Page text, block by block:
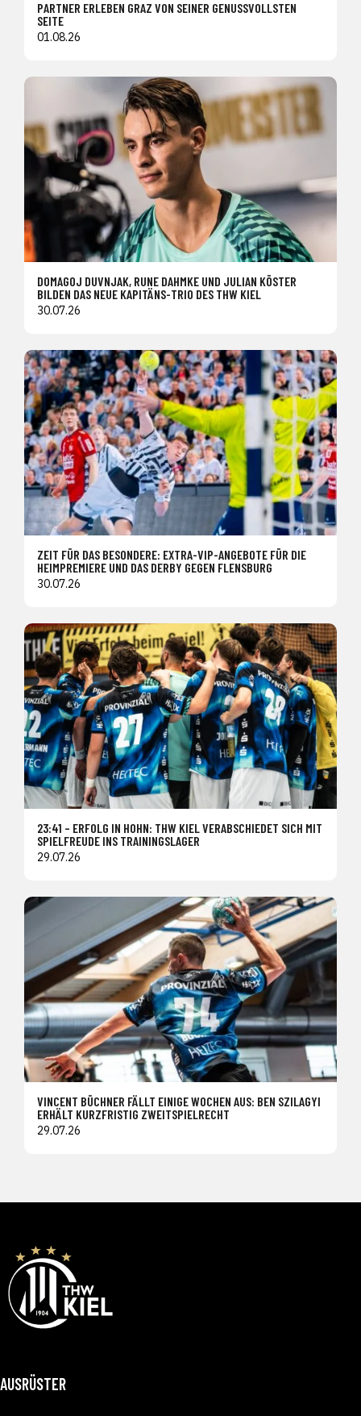
PARTNER ERLEBEN GRAZ VON SEINER GENUSSVOLLSTEN
SEITE
01.08.26
DOMAGOJ DUVNJAK, RUNE DAHMKE UND JULIAN KÖSTER
BILDEN DAS NEUE KAPITÄNS-TRIO DES THW KIEL
30.07.26
ZEIT FÜR DAS BESONDERE: EXTRA-VIP-ANGEBOTE FÜR DIE
HEIMPREMIERE UND DAS DERBY GEGEN FLENSBURG
30.07.26
23:41 – ERFOLG IN HOHN: THW KIEL VERABSCHIEDET SICH MIT
SPIELFREUDE INS TRAININGSLAGER
29.07.26
VINCENT BÜCHNER FÄLLT EINIGE WOCHEN AUS: BEN SZILAGYI
ERHÄLT KURZFRISTIG ZWEITSPIELRECHT
29.07.26
AUSRÜSTER